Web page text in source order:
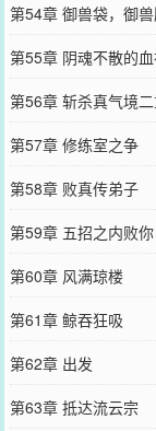
第54章 御兽袋，御
第55章 阴魂不散的
第56章 斩杀真气境
第57章 修练室之争
第58章 败真传弟子
第59章 五招之内败你
第60章 风满琼楼
第61章 鲸吞狂吸
第62章 出发
第63章 抵达流云宗